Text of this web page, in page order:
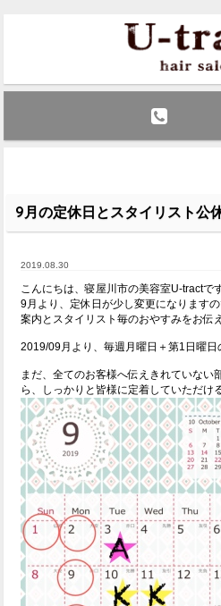
9月の定休日とスタイリスト公
2019.08.30
こんにちは、寝屋川市の美容室U-tractです
9月より、定休日が少し変更になります
案内とスタイリスト毎のおやすみをお伝
2019/09月より、毎週月曜日＋第1日曜日
まだ、全てのお客様へ伝えきれていない
ら、しっかりと皆様に定着していただけ